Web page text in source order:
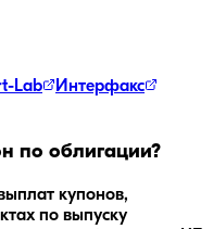
Lab Интерфакс
по облигации?
купонов,
по выпуску